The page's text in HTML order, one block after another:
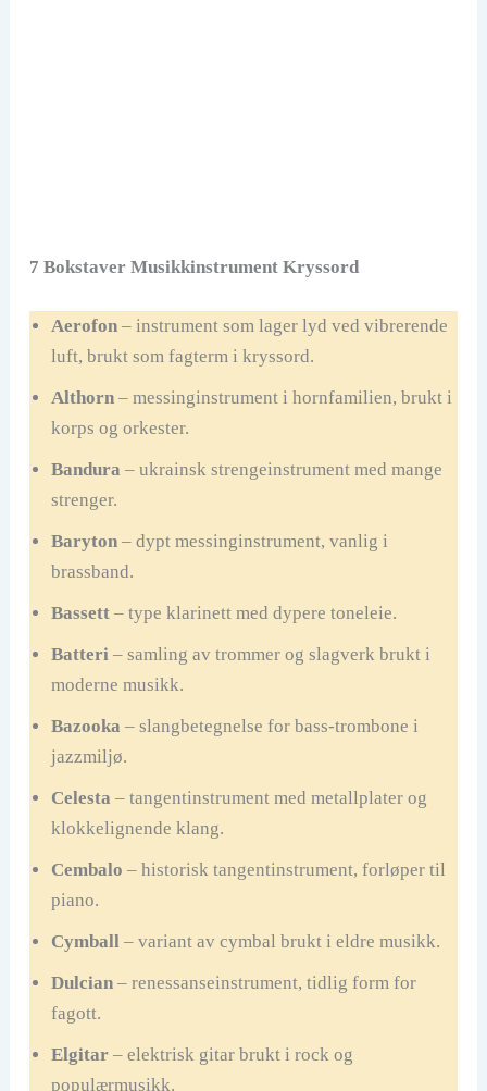
7 Bokstaver Musikkinstrument Kryssord
Aerofon– instrument som lager lyd ved vibrerende
luft, brukt som fagterm i kryssord.
Althorn– messinginstrument i hornfamilien, brukt i
korps og orkester.
Bandura – ukrainsk strengeinstrument med mange
strenger.
Baryton– dypt messinginstrument, vanlig i
brassband.
Bassett– type klarinett med dypere toneleie.
Batteri– samling av trommer og slagverk brukt i
moderne musikk.
Bazooka – slangbetegnelse for bass-trombone i
jazzmiljø.
Celesta – tangentinstrument med metallplater og
klokkelignende klang.
Cembalo – historisk tangentinstrument, forløper til
piano.
Cymball– variant av cymbal brukt i eldre musikk.
Dulcian– renessanseinstrument, tidlig form for
fagott.
Elgitar – elektrisk gitar brukt i rock og
populærmusikk.